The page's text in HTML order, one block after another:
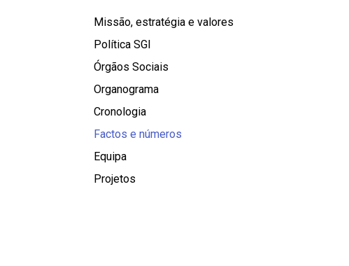
Missão, estratégia e valores
Política SGI
Órgãos Sociais
Organograma
Cronologia
Factos e números
Equipa
Projetos